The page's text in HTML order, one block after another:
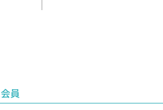
員